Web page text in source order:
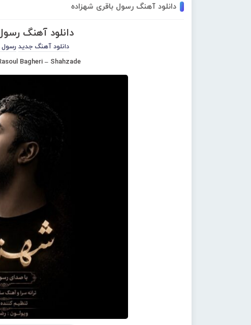
دانلود آهنگ رسول باقری شهزاده
دانلود آهنگ
دانلود آهنگ جدید رسول
Bagheri – Shahzade